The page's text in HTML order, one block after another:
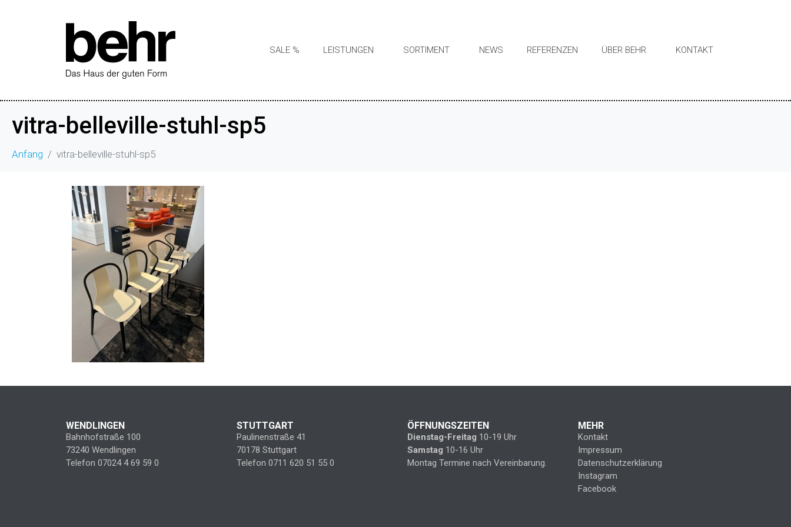
SALE % LEISTUNGEN SORTIMENT NEWS REFERENZEN ÜBER BEHR KONTAKT
vitra-belleville-stuhl-sp5
Anfang vitra-belleville-stuhl-sp5
WENDLINGEN
Bahnhofstraße 100
73240 Wendlingen
Telefon 07024 4 69 59 0
STUTTGART
Paulinenstraße 41
70178 Stuttgart
Telefon 0711 620 51 55 0
ÖFFNUNGSZEITEN
Dienstag-Freitag 10-19 Uhr
Samstag 10-16 Uhr
Montag Termine nach Vereinbarung.
MEHR
Kontakt
Impressum
Datenschutzerklärung
Instagram
Facebook